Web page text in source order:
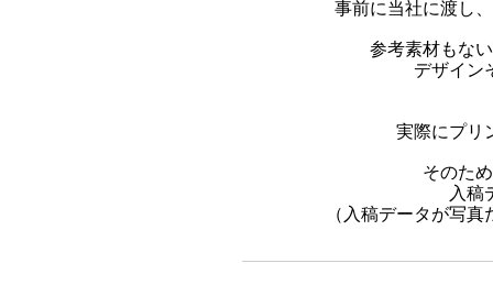
事前に当社に渡し
参考素材もな
デザイン
実際にプリ
そのた
入稿
（入稿データが写